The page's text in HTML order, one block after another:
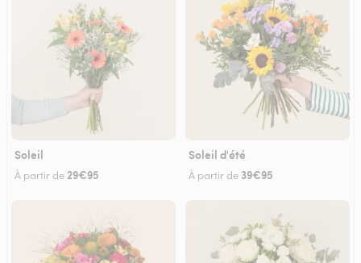
Soleil
À partir de29€95
Soleil d'été
À partir de 39€95